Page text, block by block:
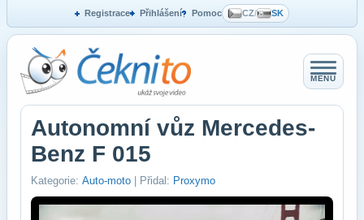
Registrace Přihlášení Pomoc CZ/ SK
MENU
Autonomní vůz Mercedes-
Benz F 015
Kategorie: Auto-moto | Přidal: Proxymo